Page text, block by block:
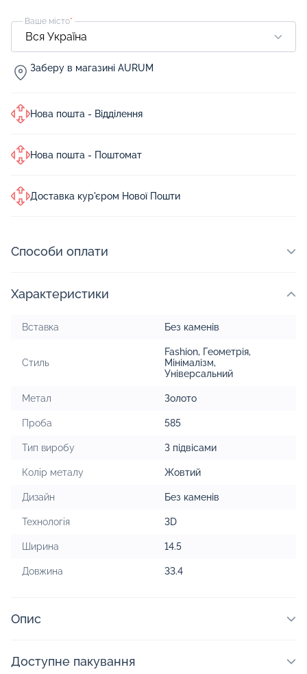
Ваше місто*
Заберу в магазині AURUM
Нова пошта - Відділення
Нова пошта - Поштомат
Доставка кур'єром Нової Пошти
Способи оплати
Характеристики
Вставка Без каменів
Стиль
Fashion, Геометрія,
Мінімалізм,
Універсальний
Метал Золото
Проба 585
Тип виробу З підвісами
Колір металу Жовтий
Дизайн Без каменів
Технологія 3D
Ширина 14.5
Довжина 33.4
Опис
Доступне пакування